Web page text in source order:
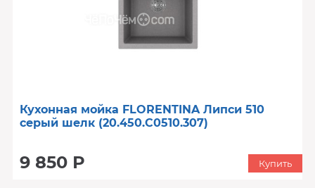
Кухонная мойка FLORENTINA Липси 510
серый шелк (20.450.C0510.307)
9 850 Р Купить